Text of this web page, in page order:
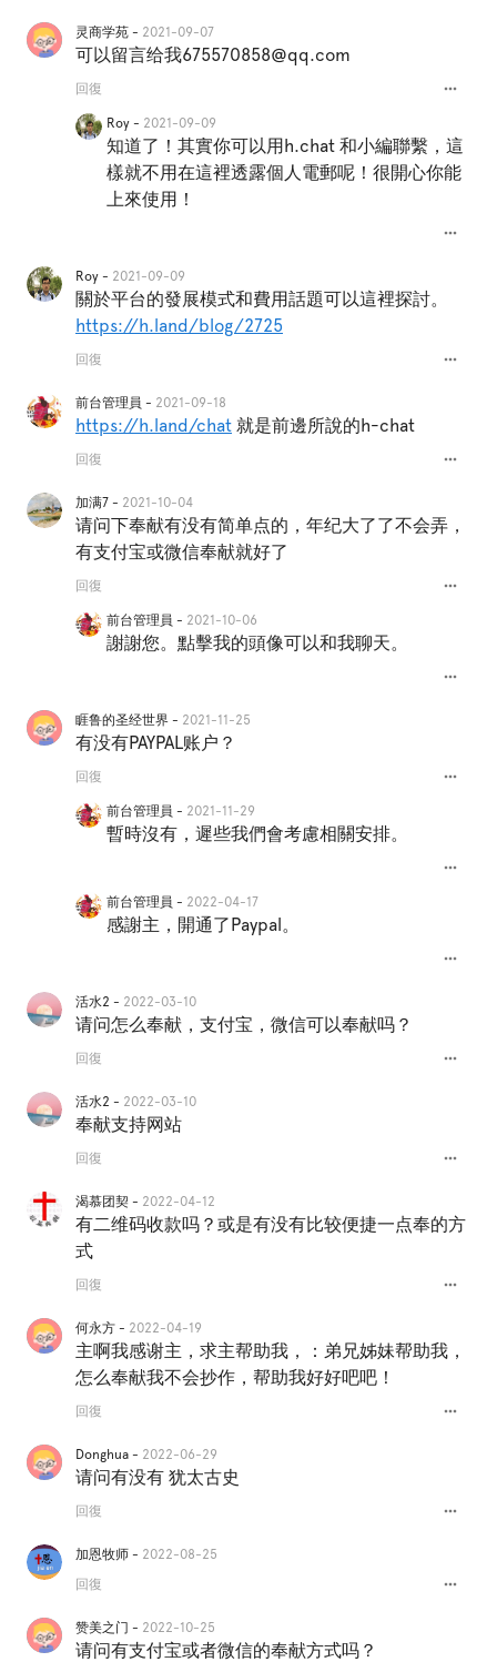
灵商学苑 - 2021-09-07
可以留言给我675570858@qq.com
回復 more_horiz
Roy - 2021-09-09
知道了！其實你可以用h.chat 和小編聯繫，這
樣就不用在這裡透露個人電郵呢！很開心你能
上來使用！
more_horiz
Roy - 2021-09-09
關於平台的發展模式和費用話題可以這裡探討。
https://h.land/blog/2725
回復 more_horiz
前台管理員 - 2021-09-18
https://h.land/chat 就是前邊所說的h-chat
回復 more_horiz
加满7 - 2021-10-04
请问下奉献有没有简单点的，年纪大了了不会弄，
有支付宝或微信奉献就好了
回復 more_horiz
前台管理員 - 2021-10-06
謝謝您。點擊我的頭像可以和我聊天。
more_horiz
睚鲁的圣经世界 - 2021-11-25
有没有PAYPAL账户？
回復 more_horiz
前台管理員 - 2021-11-29
暫時沒有，遲些我們會考慮相關安排。
more_horiz
前台管理員 - 2022-04-17
感謝主，開通了Paypal。
more_horiz
活水2 - 2022-03-10
请问怎么奉献，支付宝，微信可以奉献吗？
回復 more_horiz
活水2 - 2022-03-10
奉献支持网站
回復 more_horiz
渴慕团契 - 2022-04-12
有二维码收款吗？或是有没有比较便捷一点奉的方
式
回復 more_horiz
何永方 - 2022-04-19
主啊我感谢主，求主帮助我，：弟兄姊妹帮助我，
怎么奉献我不会抄作，帮助我好好吧吧！
回復 more_horiz
Donghua - 2022-06-29
请问有没有 犹太古史
回復 more_horiz
加恩牧师 - 2022-08-25
回復
more_horiz
赞美之门 - 2022-10-25
请问有支付宝或者微信的奉献方式吗？